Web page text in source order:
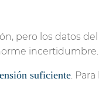
pero los datos
incertidumbre.
suficiente.